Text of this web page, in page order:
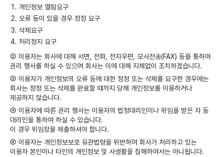
개인정보 열람요구
오류 등이 있을 경우 정정 요구
삭제요구
처리정지 요구
② 이용자는 회사에 대해 서면, 전화, 전자우편, 모사전송(FAX) 등을 통하여
권리 행사를 하실 수 있으며 회사는 이에 대해 지체없이 조치하겠습니다.
③ 이용자가 개인정보의 오류 등에 대한 정정 또는 삭제를 요구한 경우에는
회사는 정정 또는 삭제를 완료할 때까지 당해 개인정보를 이용하거나
제공하지 않습니다.
④ 이용자에 따른 권리 행사는 이용자의 법정대리인이나 위임을 받은 자 등
대리인을 통하여 하실 수 있습니다.
이 경우 위임장을 제출하셔야 합니다.
⑤ 이용자는 개인정보보호 유관법령을 위반하여 회사가 처리하고 있는
이용자 본인이나 타인의 개인정보 및 사생활을 침해하여서는 아니됩니다.